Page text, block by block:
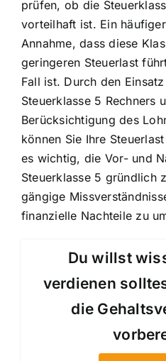
prüfen, ob die
vorteilhaft ist. Ein
Annahme, dass diese
geringeren Steuerlast
Fall ist. Durch den
Steuerklasse 5 Rechners
Berücksichtigung des
können Sie Ihre
es wichtig, die Vor- und
Steuerklasse 5 gründlich
gängige
finanzielle Nachteile zu
Du willst
verdienen
die